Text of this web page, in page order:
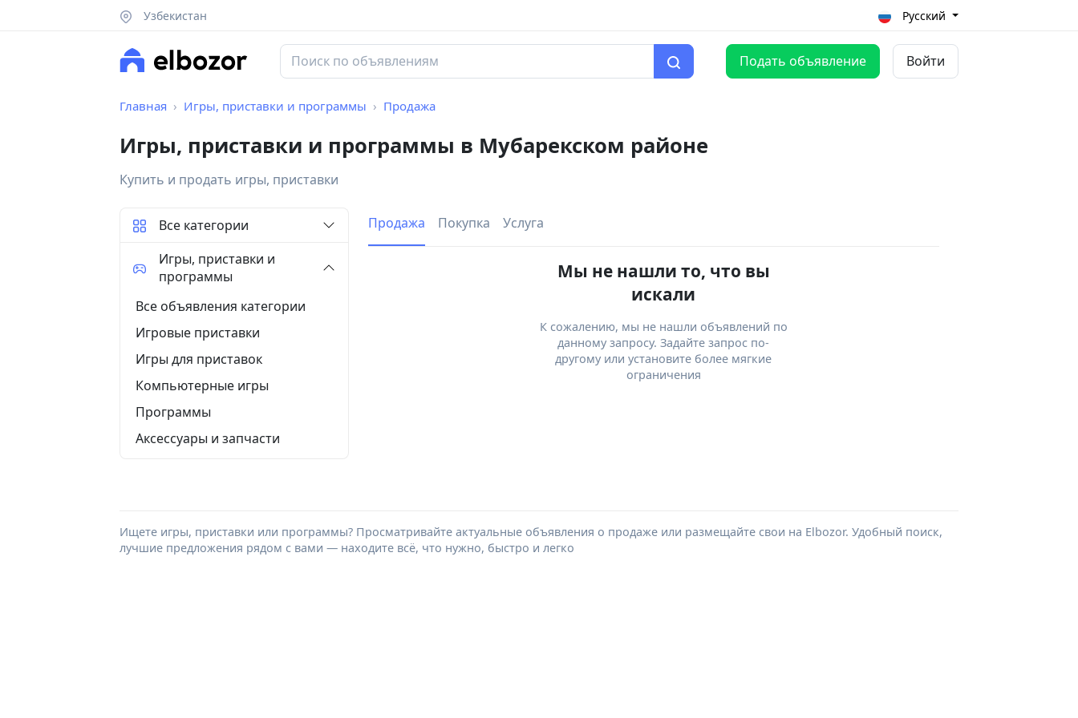
Узбекистан Русский
Подать объявление Войти
Главная Игры, приставки и программы Продажа
Игры, приставки и программы в Мубарекском районе
Купить и продать игры, приставки
Продажа Покупка Услуга
Мы не нашли то, что вы
искали
К сожалению, мы не нашли объявлений по
данному запросу. Задайте запрос по-
другому или установите более мягкие
ограничения
Все категории
Игры, приставки и
программы
Все объявления категории
Игровые приставки
Игры для приставок
Компьютерные игры
Программы
Аксессуары и запчасти
Ищете игры, приставки или программы? Просматривайте актуальные объявления о продаже или размещайте свои на Elbozor. Удобный поиск,
лучшие предложения рядом с вами — находите всё, что нужно, быстро и легко